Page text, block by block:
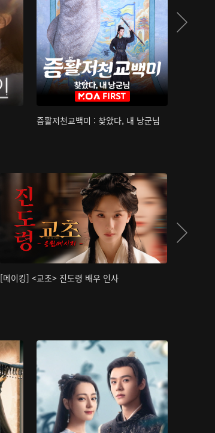
즘활저천교백미 : 찾았다, 내 낭군님
[메이킹] <교초> 진도령 배우 인사